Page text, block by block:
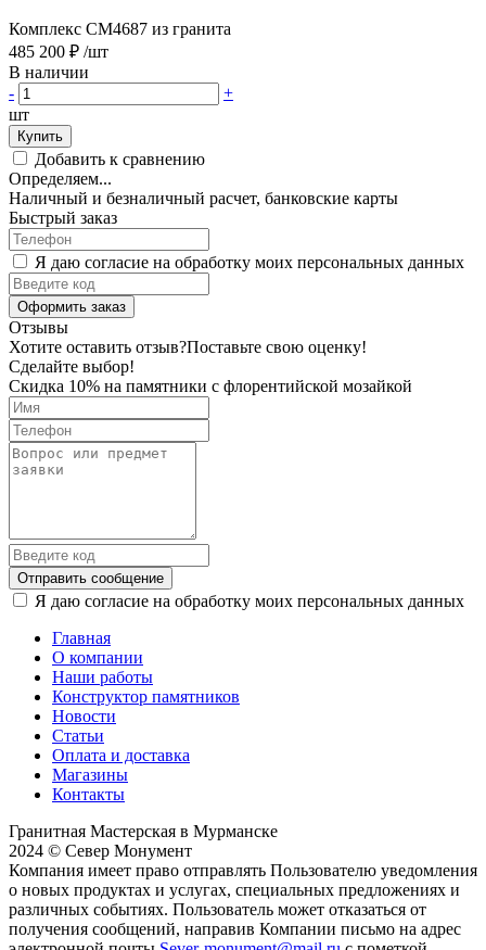
Комплекс CM4687 из гранита
485 200 ₽ /шт
В наличии
-
+
шт
Купить
Добавить к сравнению
Определяем...
Наличный и безналичный расчет, банковские карты
Быстрый заказ
Я даю согласие на обработку моих персональных данных
Оформить заказ
Отзывы
Хотите оставить отзыв?Поставьте свою оценку!
Сделайте выбор!
Скидка 10% на памятники с флорентийской мозайкой
Отправить сообщение
Я даю согласие на обработку моих персональных данных
Главная
О компании
Наши работы
Конструктор памятников
Новости
Статьи
Оплата и доставка
Магазины
Контакты
Гранитная Мастерская в Мурманске
2024 © Север Монумент
Компания имеет право отправлять Пользователю уведомления
о новых продуктах и услугах, специальных предложениях и
различных событиях. Пользователь может отказаться от
получения сообщений, направив Компании письмо на адрес